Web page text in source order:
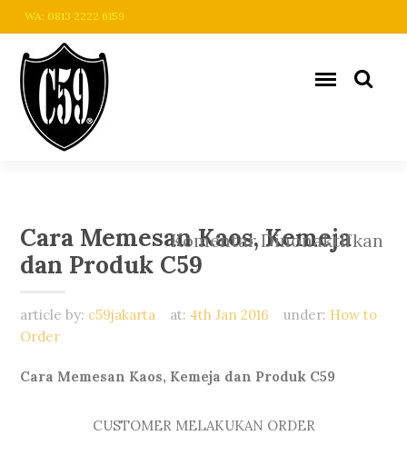
WA: 0813 2222 6159
Cara Memesan Kaos, Kemeja
dan Produk C59
Komentar Dinonaktifkan
article by: c59jakarta at:4th Jan 2016 under: How to
Order
Cara Memesan Kaos, Kemeja dan Produk C59
CUSTOMER MELAKUKAN ORDER